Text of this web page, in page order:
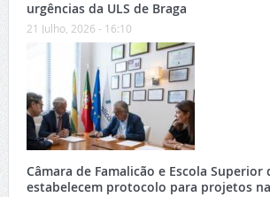
urgências da ULS de Braga
21 Julho, 2026 - 16:10
Câmara de Famalicão e Escola Superior
estabelecem protocolo para projetos